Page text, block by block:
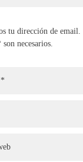
tu dirección de email.
necesarios.